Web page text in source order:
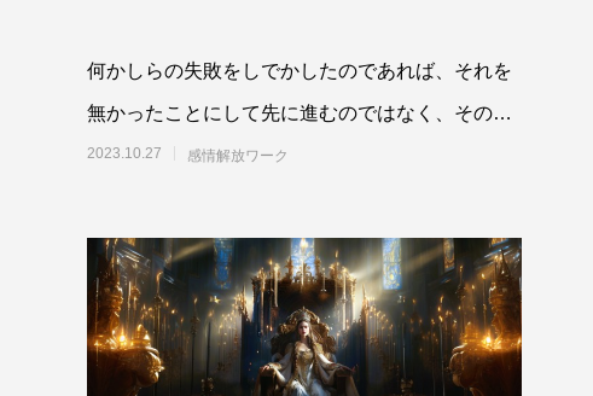
何かしらの失敗をしでかしたのであれば、それを
無かったことにして先に進むのではなく、その失
敗に至った在り方そのものまでをしっかり掘り下
2023.10.27 感情解放ワーク